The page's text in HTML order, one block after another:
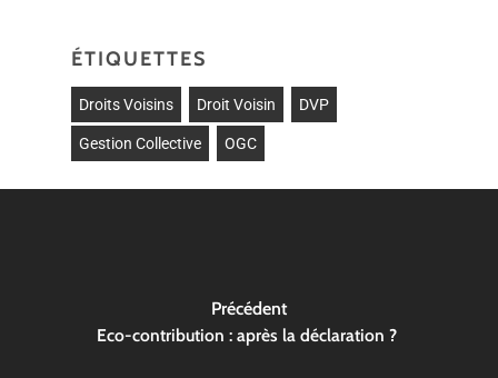
ÉTIQUETTES
Droits Voisins Droit Voisin DVP
Gestion Collective OGC
Précédent
Eco-contribution : après la déclaration ?